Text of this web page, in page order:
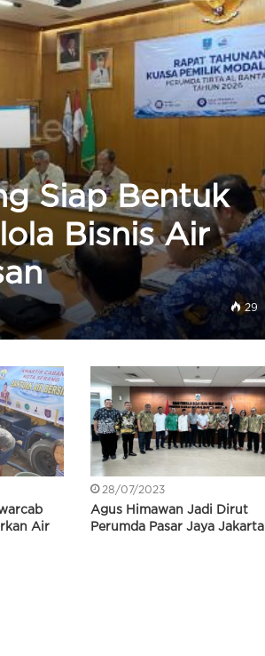
Siap Bentuk
Bisnis Air
29
Air
28/07/2023
Agus Himawan Jadi Dirut
Perumda Pasar Jaya Jakarta